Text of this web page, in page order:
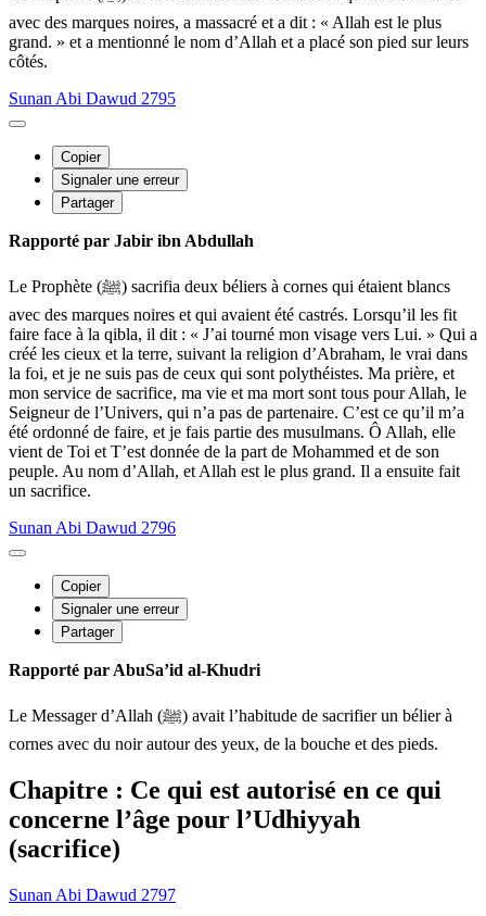
avec des marques noires, a massacré et a dit : « Allah est le plus
grand. » et a mentionné le nom d’Allah et a placé son pied sur leurs
côtés.
Sunan Abi Dawud 2795
Copier
Signaler une erreur
Partager
Rapporté par Jabir ibn Abdullah
Le Prophète (ﷺ) sacrifia deux béliers à cornes qui étaient blancs
avec des marques noires et qui avaient été castrés. Lorsqu’il les fit
faire face à la qibla, il dit : « J’ai tourné mon visage vers Lui. » Qui a
créé les cieux et la terre, suivant la religion d’Abraham, le vrai dans
la foi, et je ne suis pas de ceux qui sont polythéistes. Ma prière, et
mon service de sacrifice, ma vie et ma mort sont tous pour Allah, le
Seigneur de l’Univers, qui n’a pas de partenaire. C’est ce qu’il m’a
été ordonné de faire, et je fais partie des musulmans. Ô Allah, elle
vient de Toi et T’est donnée de la part de Mohammed et de son
peuple. Au nom d’Allah, et Allah est le plus grand. Il a ensuite fait
un sacrifice.
Sunan Abi Dawud 2796
Copier
Signaler une erreur
Partager
Rapporté par AbuSa’id al-Khudri
Le Messager d’Allah (ﷺ) avait l’habitude de sacrifier un bélier à
cornes avec du noir autour des yeux, de la bouche et des pieds.
Chapitre : Ce qui est autorisé en ce qui
concerne l’âge pour l’Udhiyyah
(sacrifice)
Sunan Abi Dawud 2797